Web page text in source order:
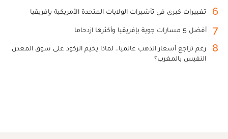
6 تغييرات كبرى في تأشيرات الولايات المتحدة الأمريكية بإفريقيا
7 أفضل 5 مسارات جوية بإفريقيا وأكثرها ازدحاما
8
رغم تراجع أسعار الذهب عالميا.. لماذا يخيم الركود على سوق المعدن
النفيس بالمغرب؟